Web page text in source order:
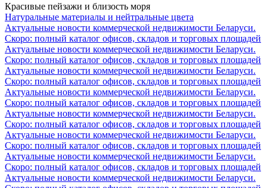
Красивые пейзажи и близость моря
Натуральные материалы и нейтральные цвета
Актуальные новости коммерческой недвижимости Беларуси.
Скоро: полный каталог офисов, складов и торговых площадей
Актуальные новости коммерческой недвижимости Беларуси.
Скоро: полный каталог офисов, складов и торговых площадей
Актуальные новости коммерческой недвижимости Беларуси.
Скоро: полный каталог офисов, складов и торговых площадей
Актуальные новости коммерческой недвижимости Беларуси.
Скоро: полный каталог офисов, складов и торговых площадей
Актуальные новости коммерческой недвижимости Беларуси.
Скоро: полный каталог офисов, складов и торговых площадей
Актуальные новости коммерческой недвижимости Беларуси.
Скоро: полный каталог офисов, складов и торговых площадей
Актуальные новости коммерческой недвижимости Беларуси.
Скоро: полный каталог офисов, складов и торговых площадей
Актуальные новости коммерческой недвижимости Беларуси.